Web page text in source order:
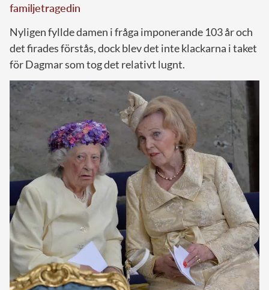
familjetragedin
Nyligen fyllde damen i fråga imponerande 103 år och
det firades förstås, dock blev det inte klackarna i taket
för Dagmar som tog det relativt lugnt.